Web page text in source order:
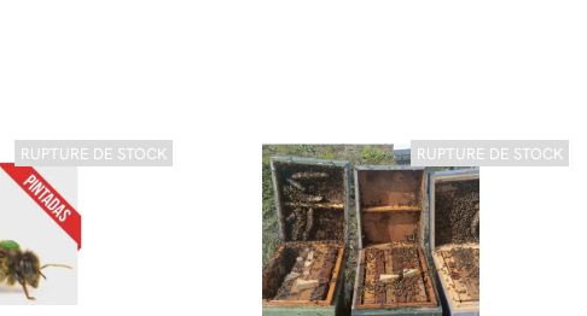
RUPTURE DE STOCK RUPTURE DE STOCK